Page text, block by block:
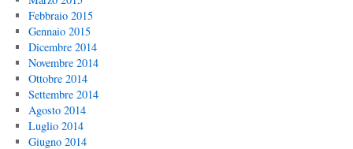
Febbraio 2015
Gennaio 2015
Dicembre 2014
Novembre 2014
Ottobre 2014
Settembre 2014
Agosto 2014
Luglio 2014
Giugno 2014